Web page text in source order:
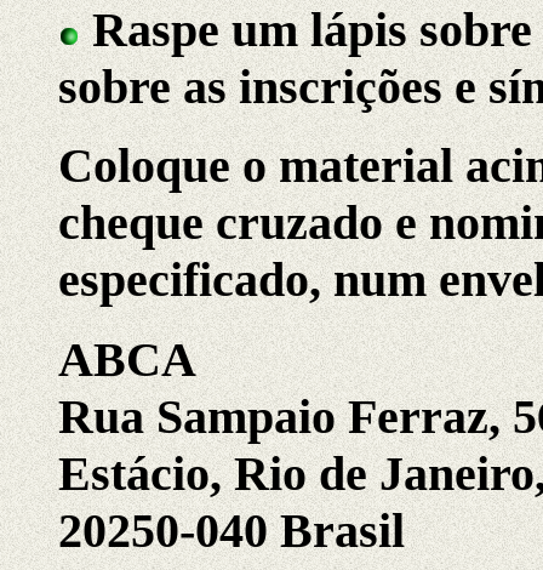
Raspe um lápis
sobre as inscrições e
Coloque o material
cheque cruzado e
especificado, num
ABCA
Rua Sampaio Ferraz,
Estácio, Rio de
20250-040 Brasil